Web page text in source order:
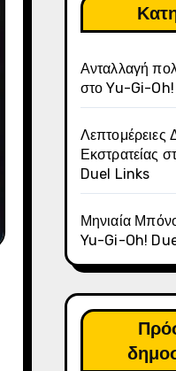
Ανταλλαγή
στο Yu-Gi-
Εκστρατείας
Duel Links
Μηνιαία
Yu-Gi-Oh!